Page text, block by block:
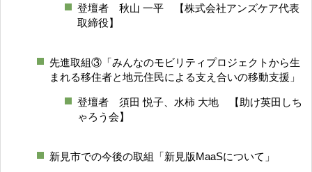
登壇者 秋山 一平 【株式会社アンズケア代表
取締役】
先進取組③「みんなのモビリティプロジェクトから生
まれる移住者と地元住民による支え合いの移動支援」
登壇者 須田 悦子、水柿 大地 【助け英田しち
ゃろう会】
新見市での今後の取組「新見版MaaSについて」